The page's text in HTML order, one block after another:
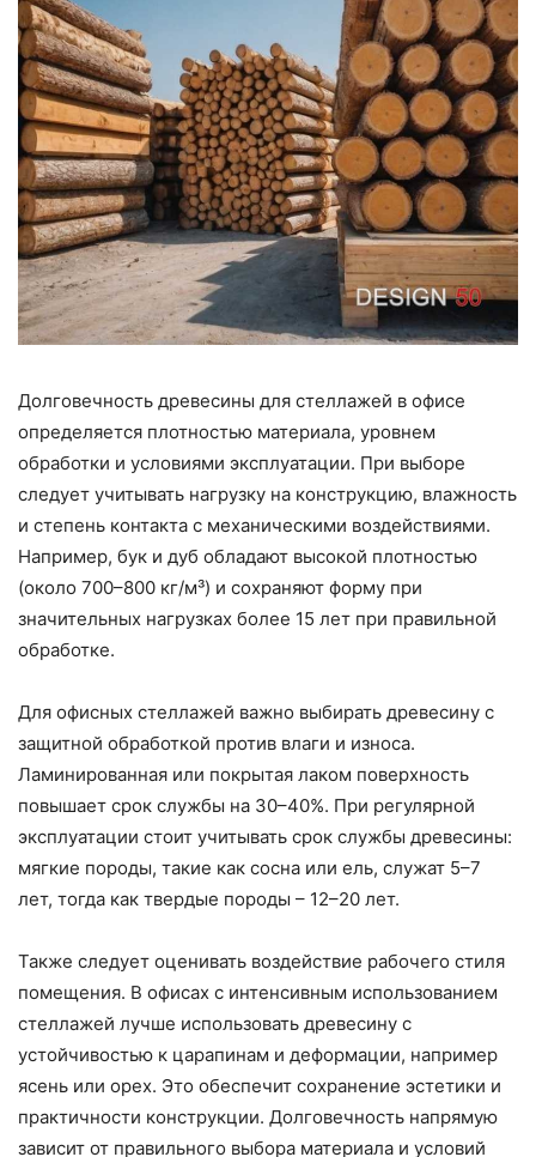
Долговечность древесины для стеллажей в офисе
определяется плотностью материала, уровнем
обработки и условиями эксплуатации. При выборе
следует учитывать нагрузку на конструкцию, влажность
и степень контакта с механическими воздействиями.
Например, бук и дуб обладают высокой плотностью
(около 700–800 кг/м³) и сохраняют форму при
значительных нагрузках более 15 лет при правильной
обработке.
Для офисных стеллажей важно выбирать древесину с
защитной обработкой против влаги и износа.
Ламинированная или покрытая лаком поверхность
повышает срок службы на 30–40%. При регулярной
эксплуатации стоит учитывать срок службы древесины:
мягкие породы, такие как сосна или ель, служат 5–7
лет, тогда как твердые породы – 12–20 лет.
Также следует оценивать воздействие рабочего стиля
помещения. В офисах с интенсивным использованием
стеллажей лучше использовать древесину с
устойчивостью к царапинам и деформации, например
ясень или орех. Это обеспечит сохранение эстетики и
практичности конструкции. Долговечность напрямую
зависит от правильного выбора материала и условий